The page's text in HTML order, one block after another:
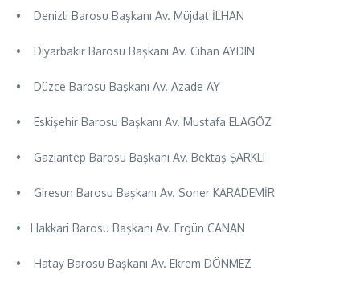
• Denizli Barosu Başkanı Av. Müjdat İLHAN
• Diyarbakır Barosu Başkanı Av. Cihan AYDIN
• Düzce Barosu Başkanı Av. Azade AY
• Eskişehir Barosu Başkanı Av. Mustafa ELAGÖZ
• Gaziantep Barosu Başkanı Av. Bektaş ŞARKLI
• Giresun Barosu Başkanı Av. Soner KARADEMİR
• Hakkari Barosu Başkanı Av. Ergün CANAN
• Hatay Barosu Başkanı Av. Ekrem DÖNMEZ